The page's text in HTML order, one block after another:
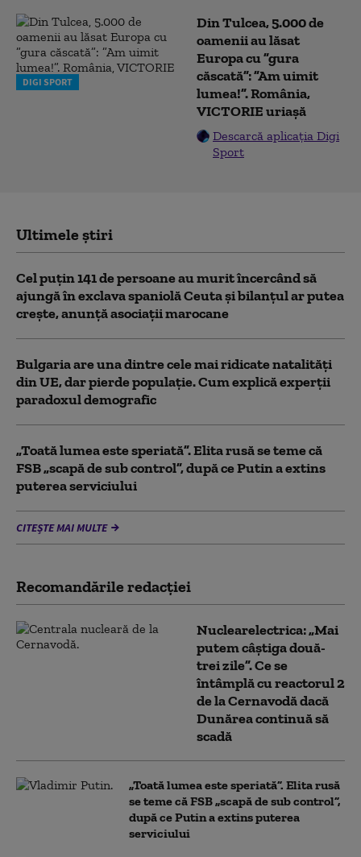
DIGI SPORT
Din Tulcea, 5.000 de
oamenii au lăsat
Europa cu ”gura
căscată”: ”Am uimit
lumea!”. România,
VICTORIE uriașă
Descarcă aplicația Digi
Sport
Ultimele știri
Cel puţin 141 de persoane au murit încercând să
ajungă în exclava spaniolă Ceuta şi bilanţul ar putea
creşte, anunță asociații marocane
Bulgaria are una dintre cele mai ridicate natalități
din UE, dar pierde populație. Cum explică experții
paradoxul demografic
„Toată lumea este speriată”. Elita rusă se teme că
FSB „scapă de sub control”, după ce Putin a extins
puterea serviciului
CITEȘTE MAI MULTE
Recomandările redacţiei
Nuclearelectrica: „Mai
putem câștiga două-
trei zile”. Ce se
întâmplă cu reactorul 2
de la Cernavodă dacă
Dunărea continuă să
scadă
„Toată lumea este speriată”. Elita rusă
se teme că FSB „scapă de sub control”,
după ce Putin a extins puterea
serviciului